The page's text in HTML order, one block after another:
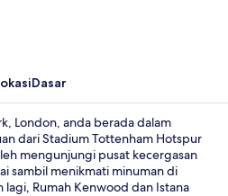
Dasar
London, anda berada dalam
dari Stadium Tottenham Hotspur
mengunjungi pusat kecergasan
sambil menikmati minuman di
Rumah Kenwood dan Istana